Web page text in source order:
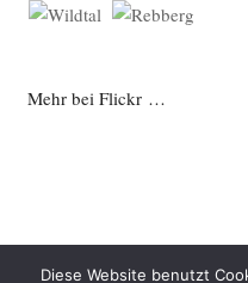
Mehr bei Flickr …
Diese Website benutzt